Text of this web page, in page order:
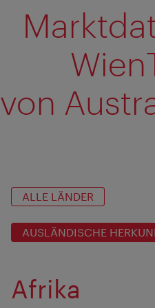
von
ALLE LÄNDER
AUSLÄNDISCHE
Afrika